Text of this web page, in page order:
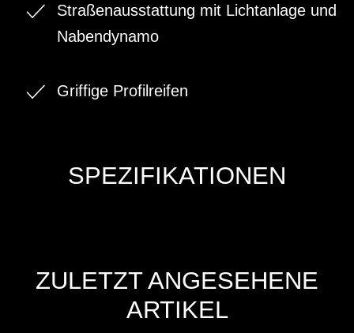
Straßenausstattung mit Lichtanlage und
Nabendynamo
Griffige Profilreifen
SPEZIFIKATIONEN
ZULETZT ANGESEHENE
ARTIKEL